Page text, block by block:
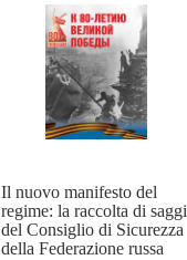
Il nuovo manifesto del
regime: la raccolta di saggi
del Consiglio di Sicurezza
della Federazione russa